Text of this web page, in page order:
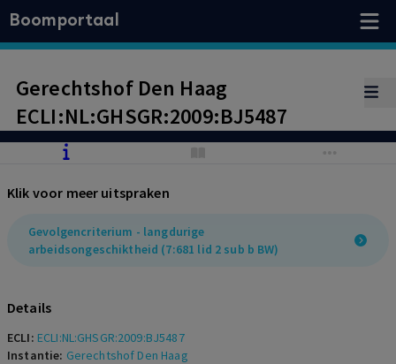
Boomportaal
Gerechtshof Den Haag
ECLI:NL:GHSGR:2009:BJ5487
Klik voor meer uitspraken
Gevolgencriterium - langdurige
arbeidsongeschiktheid (7:681 lid 2 sub b BW)
Details
ECLI: ECLI:NL:GHSGR:2009:BJ5487
Instantie: Gerechtshof Den Haag